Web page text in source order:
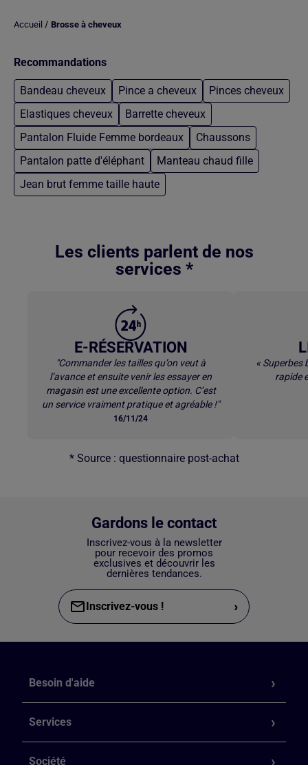
Accueil / Brosse à cheveux
Recommandations
Bandeau cheveux Pince a cheveux
Pinces cheveux
Elastiques cheveux
Barrette cheveux
Pantalon Fluide Femme bordeaux
Chaussons
Pantalon patte d'éléphant
Manteau chaud fille
Jean brut femme taille haute
Les clients parlent de nos
services *
E-RÉSERVATION
"Commander les tailles qu’on veut à
l’avance et ensuite venir les essayer en
magasin est une excellente option. C’est
un service vraiment pratique et agréable !"
16/11/24
« Superbes
rapide
* Source : questionnaire post-achat
Gardons le contact
Inscrivez-vous à la newsletter
pour recevoir des promos
exclusives et découvrir les
dernières tendances.
Inscrivez-vous ! ›
Besoin d'aide
Services
Société